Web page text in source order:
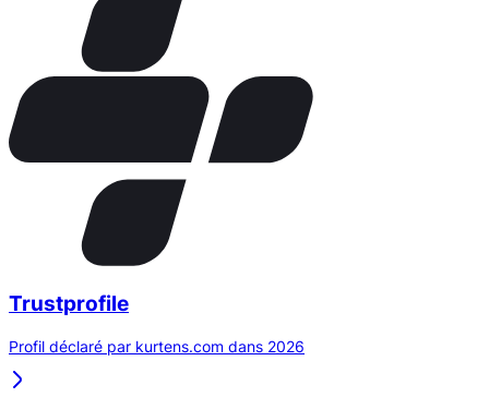
Trustprofile
Profil déclaré par kurtens.com dans 2026